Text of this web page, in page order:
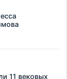
11 вековых